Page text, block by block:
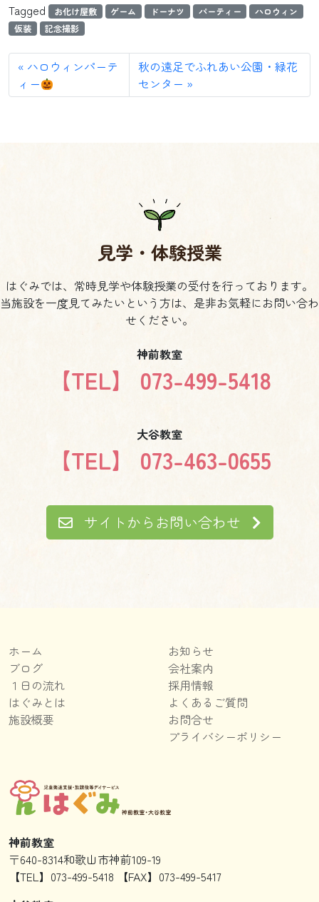
Tagged
お化け屋敷 ゲーム ドーナツ パーティー
ハロウィン
仮装
記念撮影
ハロウィンパーテ
ィー
秋の遠足でふれあい公園・緑花
センター
見学・体験授業
はぐみでは、常時見学や体験授業の受付を行っております。
当施設を一度見てみたいという方は、是非お気軽にお問い合わ
せください。
神前教室
【TEL】 073-499-5418
大谷教室
【TEL】 073-463-0655
サイトからお問い合わせ
神前教室
〒640-8314和歌山市神前109-19
【TEL】073-499-5418 【FAX】073-499-5417
ホーム
ブログ
１日の流れ
はぐみとは
施設概要
お知らせ
会社案内
採用情報
よくあるご質問
お問合せ
プライバシーポリシー